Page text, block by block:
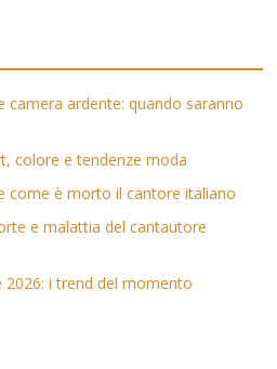
camera ardente: quando saranno
colore e tendenze moda
come è morto il cantore italiano
e malattia del cantautore
i trend del momento